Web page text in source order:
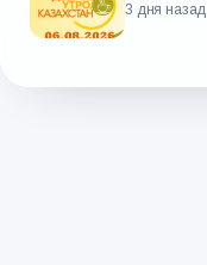
3 дня назад